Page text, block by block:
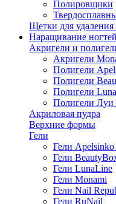
Полировщики
Щетки для
Наращивание ногтей
Акригели и
Акригели
Полигели
Полигели
Полигели
Полигели
Акриловая пудра
Верхние формы
Гели
Гели
Гели
Гели LunaLine
Гели Monami
Гели Nail
Гели RuNail